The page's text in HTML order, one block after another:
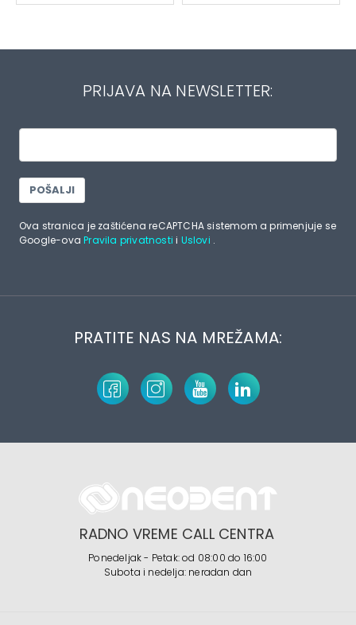
PRIJAVA NA NEWSLETTER:
POŠALJI
Ova stranica je zaštićena reCAPTCHA sistemom a primenjuje se
Google-ovaPravila privatnosti i Uslovi .
PRATITE NAS NA MREŽAMA:
RADNO VREME CALL CENTRA
Ponedeljak - Petak: od 08:00 do 16:00
Subota i nedelja: neradan dan